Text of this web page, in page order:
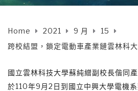
Home 2021 9 月
15
跨校結盟，鎖定電動車產業鏈雲林科
國立雲林科技大學蘇純繒副校長偕同
於110年9月2日到國立中興大學電機